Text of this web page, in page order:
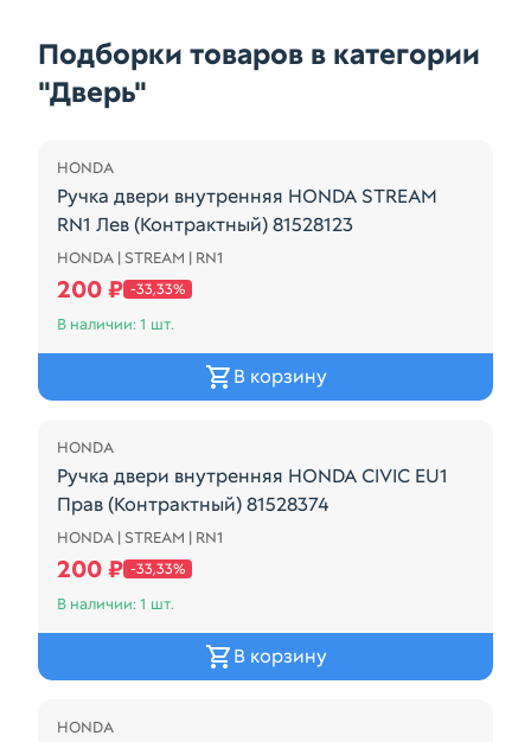
Подборки товаров в категории
"Дверь"
HONDA
Ручка двери внутренняя HONDA STREAM
RN1 Лев (Контрактный) 81528123
Ручка двери внутренняя HONDA STREAM RN1 Лев
HONDA | STREAM | RN1
200 ₽ -33,33%
В наличии: 1 шт.
В корзину
Распродажа
HONDA
Ручка двери внутренняя HONDA CIVIC EU1
Прав (Контрактный) 81528374
Ручка двери внутренняя HONDA CIVIC EU1 Прав
HONDA | STREAM | RN1
200 ₽ -33,33%
В наличии: 1 шт.
В корзину
Распродажа
HONDA